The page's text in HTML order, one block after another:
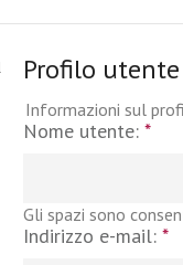
Profilo utente
Informazioni sul
Nome utente: *
Gli spazi sono
Indirizzo e-mail: *